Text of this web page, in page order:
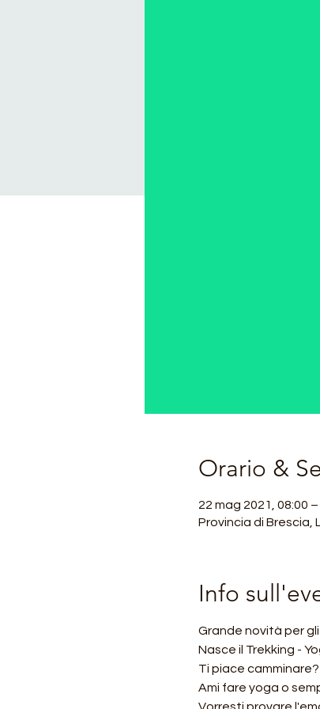
Orario &
22 mag 2021, 08:00 –
Provincia di Brescia,
Info
Grande novità per gli
Nasce il Trekking -
Ti piace camminare?
Ami fare yoga o